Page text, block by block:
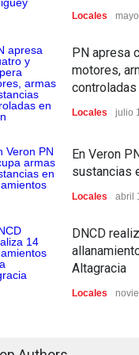
Locales
PN apresa
motores,
controladas
Locales julio
En Veron
sustancias
Locales abril
DNCD
Altagracia
Locales